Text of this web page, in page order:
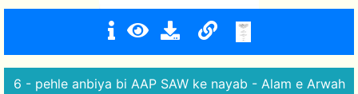
6 - pehle anbiya bi AAP SAW ke nayab - Alam e Arwah